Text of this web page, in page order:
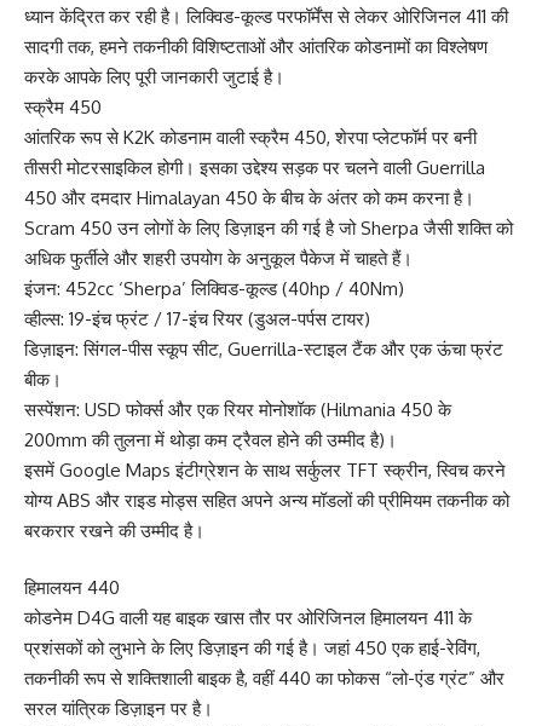
ध्यान केंद्रित कर रही है। लिक्विड-कूल्ड परफॉर्मेंस से लेकर ओरिजिनल 411 की
सादगी तक, हमने तकनीकी विशिष्टताओं और आंतरिक कोडनामों का विश्लेषण
करके आपके लिए पूरी जानकारी जुटाई है।
स्क्रैम 450
आंतरिक रूप से K2K कोडनाम वाली स्क्रैम 450, शेरपा प्लेटफॉर्म पर बनी
तीसरी मोटरसाइकिल होगी। इसका उद्देश्य सड़क पर चलने वाली Guerrilla
450 और दमदार Himalayan 450 के बीच के अंतर को कम करना है।
Scram 450 उन लोगों के लिए डिज़ाइन की गई है जो Sherpa जैसी शक्ति को
अधिक फुर्तीले और शहरी उपयोग के अनुकूल पैकेज में चाहते हैं।
इंजन: 452cc ‘Sherpa’ लिक्विड-कूल्ड (40hp / 40Nm)
व्हील्स: 19-इंच फ्रंट / 17-इंच रियर (डुअल-पर्पस टायर)
डिज़ाइन: सिंगल-पीस स्कूप सीट, Guerrilla-स्टाइल टैंक और एक ऊंचा फ्रंट
बीक।
सस्पेंशन: USD फोर्क्स और एक रियर मोनोशॉक (Hilmania 450 के
200mm की तुलना में थोड़ा कम ट्रैवल होने की उम्मीद है)।
इसमें Google Maps इंटीग्रेशन के साथ सर्कुलर TFT स्क्रीन, स्विच करने
योग्य ABS और राइड मोड्स सहित अपने अन्य मॉडलों की प्रीमियम तकनीक को
बरकरार रखने की उम्मीद है।
हिमालयन 440
कोडनेम D4G वाली यह बाइक खास तौर पर ओरिजिनल हिमालयन 411 के
प्रशंसकों को लुभाने के लिए डिज़ाइन की गई है। जहां 450 एक हाई-रेविंग,
तकनीकी रूप से शक्तिशाली बाइक है, वहीं 440 का फोकस “लो-एंड ग्रंट” और
सरल यांत्रिक डिज़ाइन पर है।